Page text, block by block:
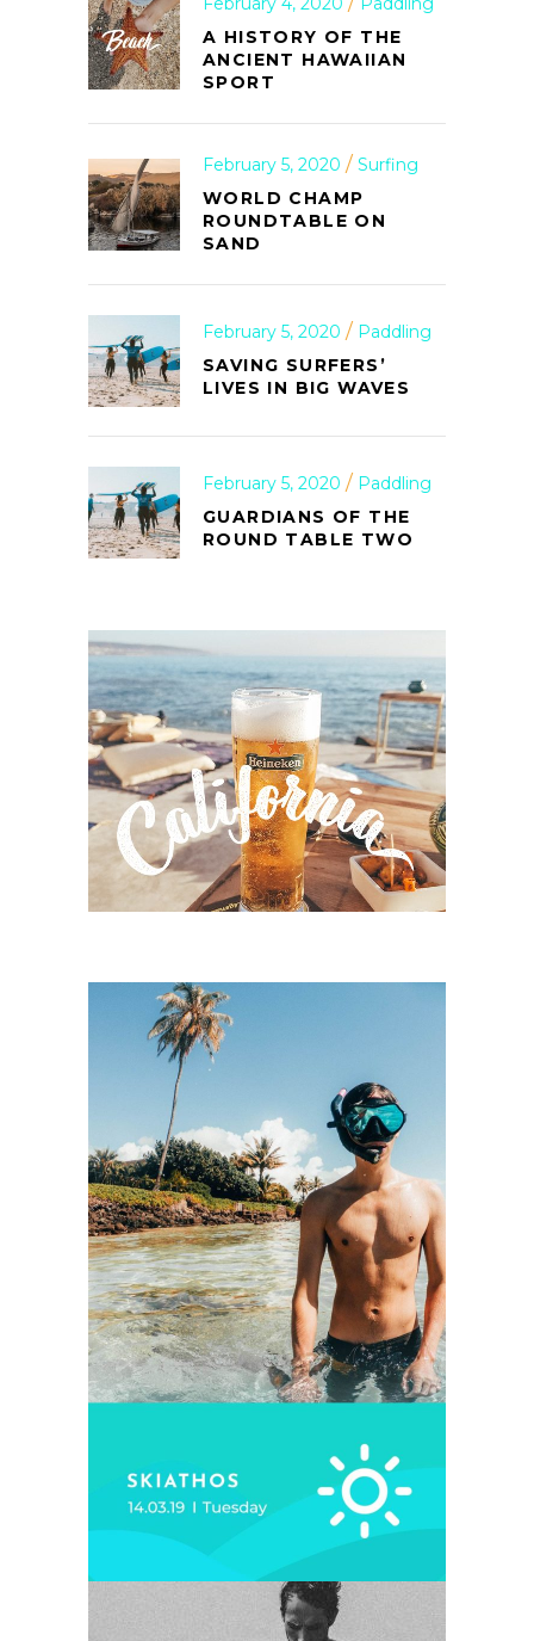
A HISTORY OF THE
ANCIENT HAWAIIAN
SPORT
February 5, 2020
Surfing
WORLD CHAMP
ROUNDTABLE ON
SAND
February 5, 2020
Paddling
SAVING SURFERS’
LIVES IN BIG WAVES
February 5, 2020
Paddling
GUARDIANS OF THE
ROUND TABLE TWO